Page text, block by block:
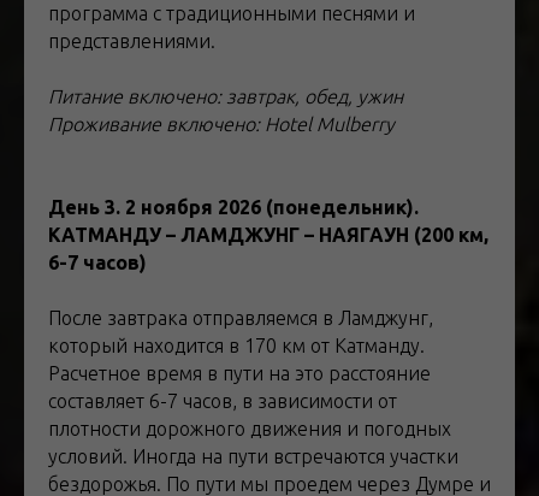
программа с традиционными песнями и
представлениями.
Питание включено: завтрак, обед, ужин
Проживание включено: Hotel Mulberry
День 3. 2 ноября 2026 (понедельник).
КАТМАНДУ – ЛАМДЖУНГ – НАЯГАУН (200 км,
6-7 часов)
После завтрака отправляемся в Ламджунг,
который находится в 170 км от Катманду.
Расчетное время в пути на это расстояние
составляет 6-7 часов, в зависимости от
плотности дорожного движения и погодных
условий. Иногда на пути встречаются участки
бездорожья. По пути мы проедем через Думре и